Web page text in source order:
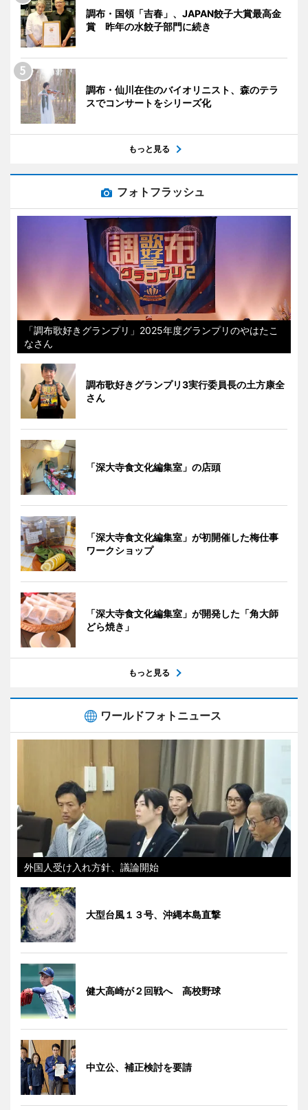
調布・国領「吉春」、JAPAN餃子大賞最高金
賞 昨年の水餃子部門に続き
調布・仙川在住のバイオリニスト、森のテラ
スでコンサートをシリーズ化
もっと見る
フォトフラッシュ
「調布歌好きグランプリ」2025年度グランプリのやはたこ
なさん
調布歌好きグランプリ3実行委員長の土方康全
さん
「深大寺食文化編集室」の店頭
「深大寺食文化編集室」が初開催した梅仕事
ワークショップ
「深大寺食文化編集室」が開発した「角大師
どら焼き」
もっと見る
ワールドフォトニュース
外国人受け入れ方針、議論開始
大型台風１３号、沖縄本島直撃
健大高崎が２回戦へ 高校野球
中立公、補正検討を要請